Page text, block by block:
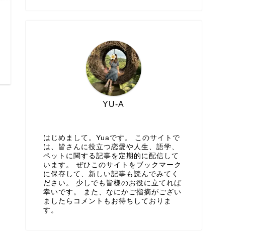
YU-A
はじめまして。Yuaです。 このサイトで
は、皆さんに役立つ恋愛や人生、語学、
ペットに関する記事を定期的に配信して
います。 ぜひこのサイトをブックマーク
に保存して、新しい記事も読んでみてく
ださい。 少しでも皆様のお役に立てれば
幸いです。 また、なにかご指摘がござい
ましたらコメントもお待ちしておりま
す。